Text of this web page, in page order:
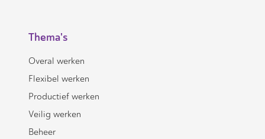
Thema's
Overal werken
Flexibel werken
Productief werken
Veilig werken
Beheer